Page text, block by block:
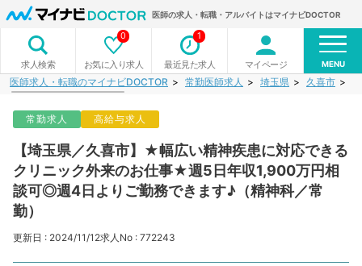
医師の求人・転職・アルバイトはマイナビDOCTOR
求人検索 お気に入り求人
0
最近見た求人
1
マイページ MENU
医師求人・転職のマイナビDOCTOR 常勤医師求人 埼玉県 久喜市
常勤求人 高給与求人
【埼玉県／久喜市】★幅広い精神疾患に対応できる
クリニック外来のお仕事★週5日年収1,900万円相
談可◎週4日よりご勤務できます♪（精神科／常
勤）
更新日 : 2024/11/12求人No : 772243